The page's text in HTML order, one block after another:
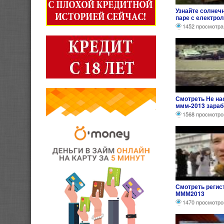
Узнайте
паре с
котлами !.
1452 просмотра
Смотреть Не
ммм-2013
1568
Смотреть
МММ2013
1470